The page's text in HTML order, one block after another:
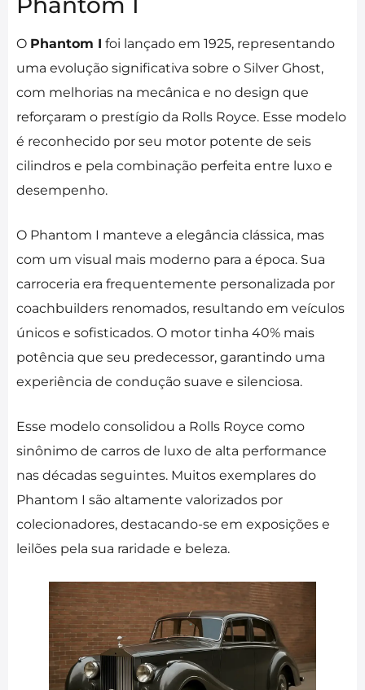
O Phantom I foi lançado em 1925, representando
uma evolução significativa sobre o Silver Ghost,
com melhorias na mecânica e no design que
reforçaram o prestígio da Rolls Royce. Esse modelo
é reconhecido por seu motor potente de seis
cilindros e pela combinação perfeita entre luxo e
desempenho.
O Phantom I manteve a elegância clássica, mas
com um visual mais moderno para a época. Sua
carroceria era frequentemente personalizada por
coachbuilders renomados, resultando em veículos
únicos e sofisticados. O motor tinha 40% mais
potência que seu predecessor, garantindo uma
experiência de condução suave e silenciosa.
Esse modelo consolidou a Rolls Royce como
sinônimo de carros de luxo de alta performance
nas décadas seguintes. Muitos exemplares do
Phantom I são altamente valorizados por
colecionadores, destacando-se em exposições e
leilões pela sua raridade e beleza.